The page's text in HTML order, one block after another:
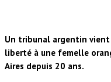
Un tribunal argentin
liberté à une femelle
Aires depuis 20 ans.